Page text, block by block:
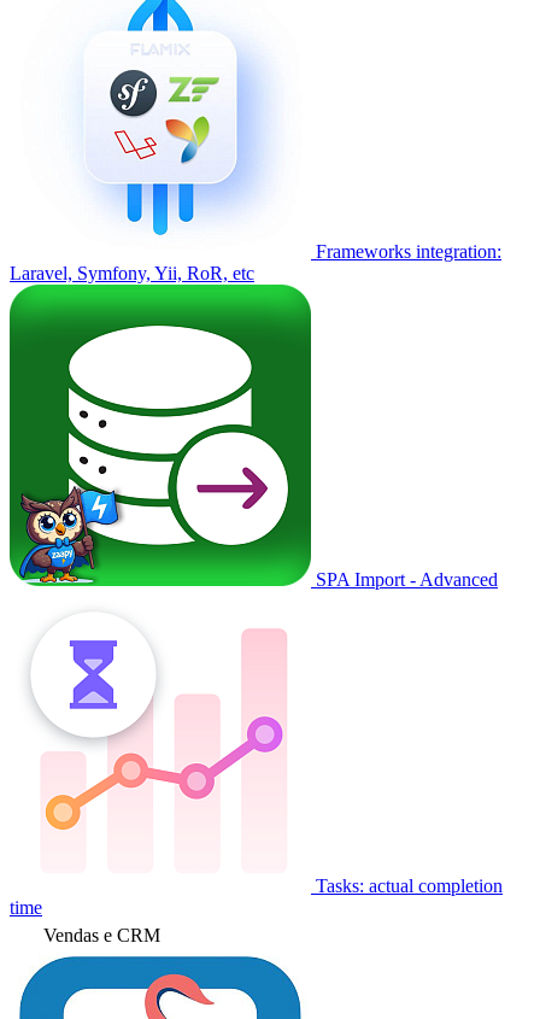
Frameworks integration:
Laravel, Symfony, Yii, RoR, etc
SPA Import - Advanced
Tasks: actual completion
time
Vendas e CRM